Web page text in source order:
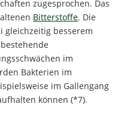
zugesprochen. Das
Bitterstoffe. Die
gleichzeitig besserem
im
Bakterien im
im Gallengang
können (*7).